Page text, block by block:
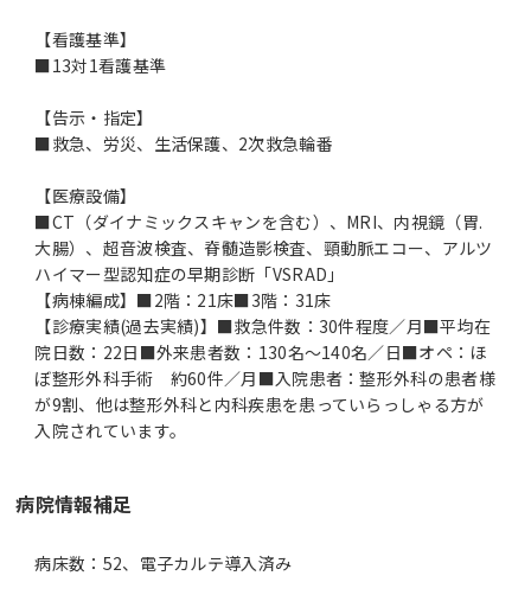
【看護基準】
■13対1看護基準
【告示・指定】
■救急、労災、生活保護、2次救急輪番
【医療設備】
■CT（ダイナミックスキャンを含む）、MRI、内視鏡（胃.
大腸）、超音波検査、脊髄造影検査、頸動脈エコー、アルツ
ハイマー型認知症の早期診断「VSRAD」
【病棟編成】■2階：21床■3階：31床
【診療実績(過去実績)】■救急件数：30件程度／月■平均在
院日数：22日■外来患者数：130名～140名／日■オペ：ほ
ぼ整形外科手術 約60件／月■入院患者：整形外科の患者様
が9割、他は整形外科と内科疾患を患っていらっしゃる方が
入院されています。
病院情報補足
病床数：52、電子カルテ導入済み